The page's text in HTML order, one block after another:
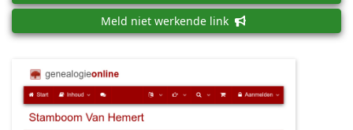
Meld niet werkende link